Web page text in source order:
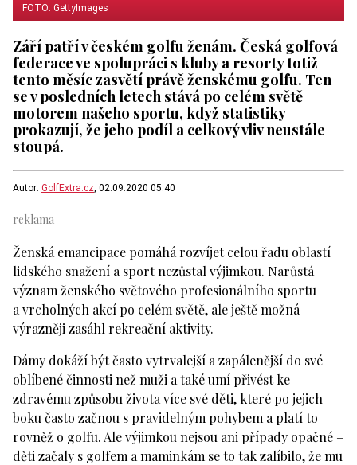
FOTO: GettyImages
Září patří v českém golfu ženám. Česká golfová
federace ve spolupráci s kluby a resorty totiž
tento měsíc zasvětí právě ženskému golfu. Ten
se v posledních letech stává po celém světě
motorem našeho sportu, když statistiky
prokazují, že jeho podíl a celkový vliv neustále
stoupá.
Autor: GolfExtra.cz, 02.09.2020 05:40
Ženská emancipace pomáhá rozvíjet celou řadu oblastí
lidského snažení a sport nezůstal výjimkou. Narůstá
význam ženského světového profesionálního sportu
a vrcholných akcí po celém světě, ale ještě možná
výrazněji zasáhl rekreační aktivity.
Dámy dokáží být často vytrvalejší a zapálenější do své
oblíbené činnosti než muži a také umí přivést ke
zdravému způsobu života více své děti, které po jejich
boku často začnou s pravidelným pohybem a platí to
rovněž o golfu. Ale výjimkou nejsou ani případy opačné –
děti začaly s golfem a maminkám se to tak zalíbilo, že mu